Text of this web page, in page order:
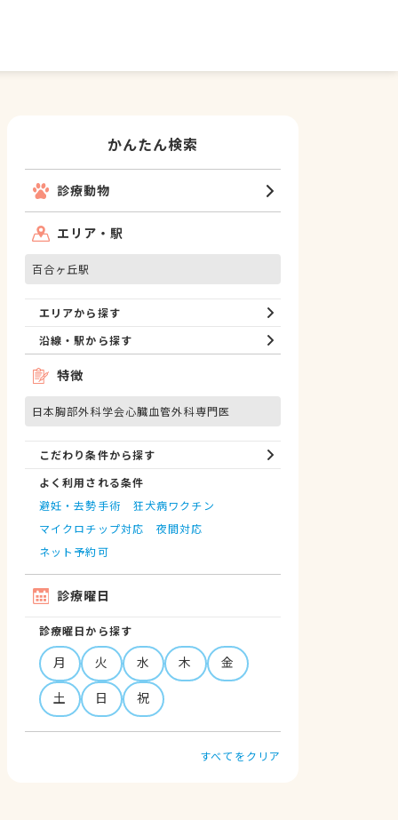
かんたん検索
診療動物
エリア・駅
百合ヶ丘駅
エリアから探す
沿線・駅から探す
特徴
日本胸部外科学会心臓血管外科専門医
こだわり条件から探す
よく利用される条件
避妊・去勢手術
狂犬病ワクチン
マイクロチップ対応
夜間対応
ネット予約可
診療曜日
診療曜日から探す
月 火 水 木
金
土
日 祝
すべてをクリア